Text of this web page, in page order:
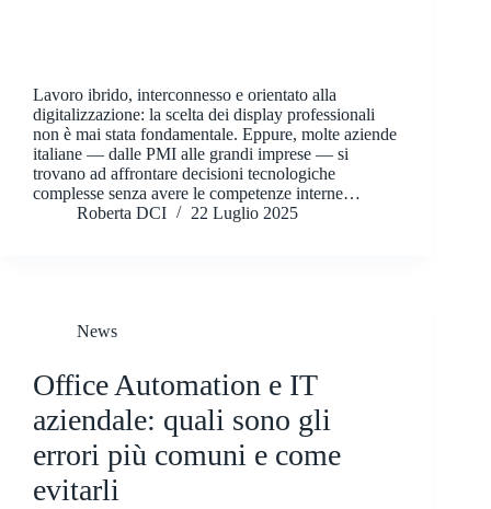
Lavoro ibrido, interconnesso e orientato alla
digitalizzazione: la scelta dei display professionali
non è mai stata fondamentale. Eppure, molte aziende
italiane — dalle PMI alle grandi imprese — si
trovano ad affrontare decisioni tecnologiche
complesse senza avere le competenze interne…
Roberta DCI
22 Luglio 2025
News
Office Automation e IT
aziendale: quali sono gli
errori più comuni e come
evitarli